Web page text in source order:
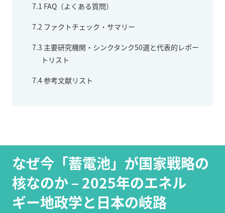
7.1 FAQ（よくある質問）
7.2 ファクトチェック・サマリー
7.3 主要研究機関・シンクタンク50選と代表的レポー
トリスト
7.4参考文献リスト
なぜ今「蓄電池」が国家戦略の
核なのか – 2025年のエネル
ギー地政学と日本の岐路